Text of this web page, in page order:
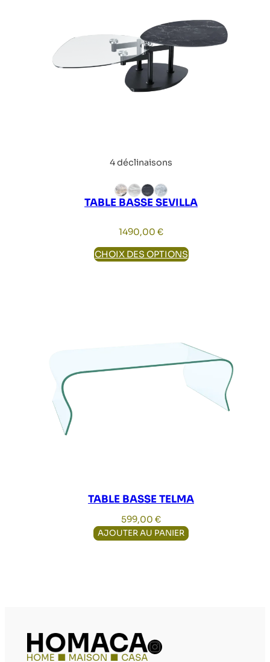
4 déclinaisons
TABLE BASSE SEVILLA
1490,00 €
CHOIX DES OPTIONS
TABLE BASSE TELMA
599,00 €
AJOUTER AU PANIER
Compte